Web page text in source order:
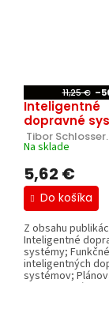
11,25 €
Inteligentné
dopravné
Tibor Schlosser.
Na sklade
5,62 €
Do košíka
Z obsahu
Inteligentné
systémy;
inteligentných
systémov;
rozhodovací